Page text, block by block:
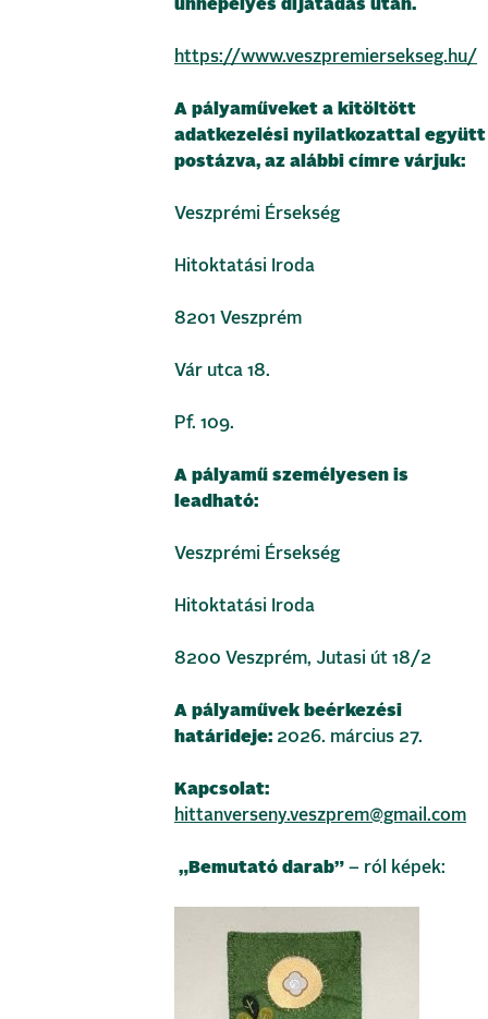
ünnepélyes díjátadás után.
https://www.veszpremiersekseg.hu/
A pályaműveket a kitöltött
adatkezelési nyilatkozattal együtt
postázva, az alábbi címre várjuk:
Veszprémi Érsekség
Hitoktatási Iroda
8201 Veszprém
Vár utca 18.
Pf. 109.
A pályamű személyesen is
leadható:
Veszprémi Érsekség
Hitoktatási Iroda
8200 Veszprém, Jutasi út 18/2
A pályaművek beérkezési
határideje: 2026. március 27.
Kapcsolat:
hittanverseny.veszprem@gmail.com
„Bemutató darab” – ról képek: